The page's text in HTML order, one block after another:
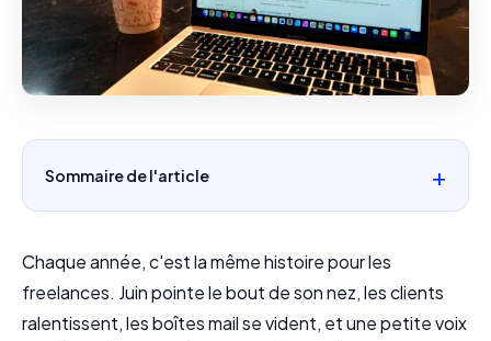
Sommaire de l'article
Chaque année, c'est la même histoire pour les
freelances. Juin pointe le bout de son nez, les clients
ralentissent, les boîtes mail se vident, et une petite voix